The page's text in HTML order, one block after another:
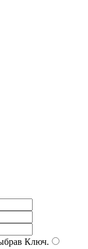
Ключ.